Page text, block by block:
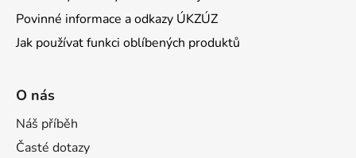
Povinné informace a odkazy ÚKZÚZ
Jak používat funkci oblíbených produktů
O nás
Náš příběh
Časté dotazy